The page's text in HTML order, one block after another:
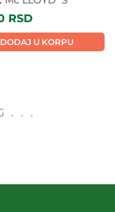
RSD
DODAJ U KORPU
. . .